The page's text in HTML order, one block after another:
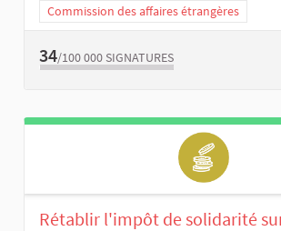
Commission des affaires étrangères
34/100 000 SIGNATURES
Rétablir l'impôt de solidarité